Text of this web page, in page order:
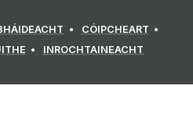
CÓIPCHEART
INROCHTAINEACHT